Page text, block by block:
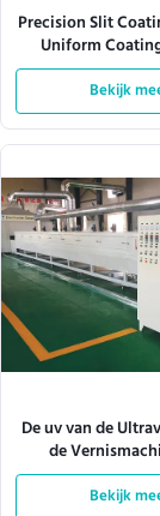
Precision Slit
Uniform
Verstelbare
Bekijk
De uv van de
de
Stralendeklaag
Bekijk